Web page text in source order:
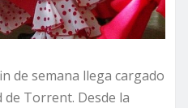
de semana llega cargado
de Torrent. Desde la